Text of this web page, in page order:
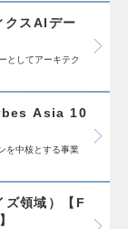
クスAIデー
としてアーキテク
Asia 10
を中核とする事業
ズ領域）【F